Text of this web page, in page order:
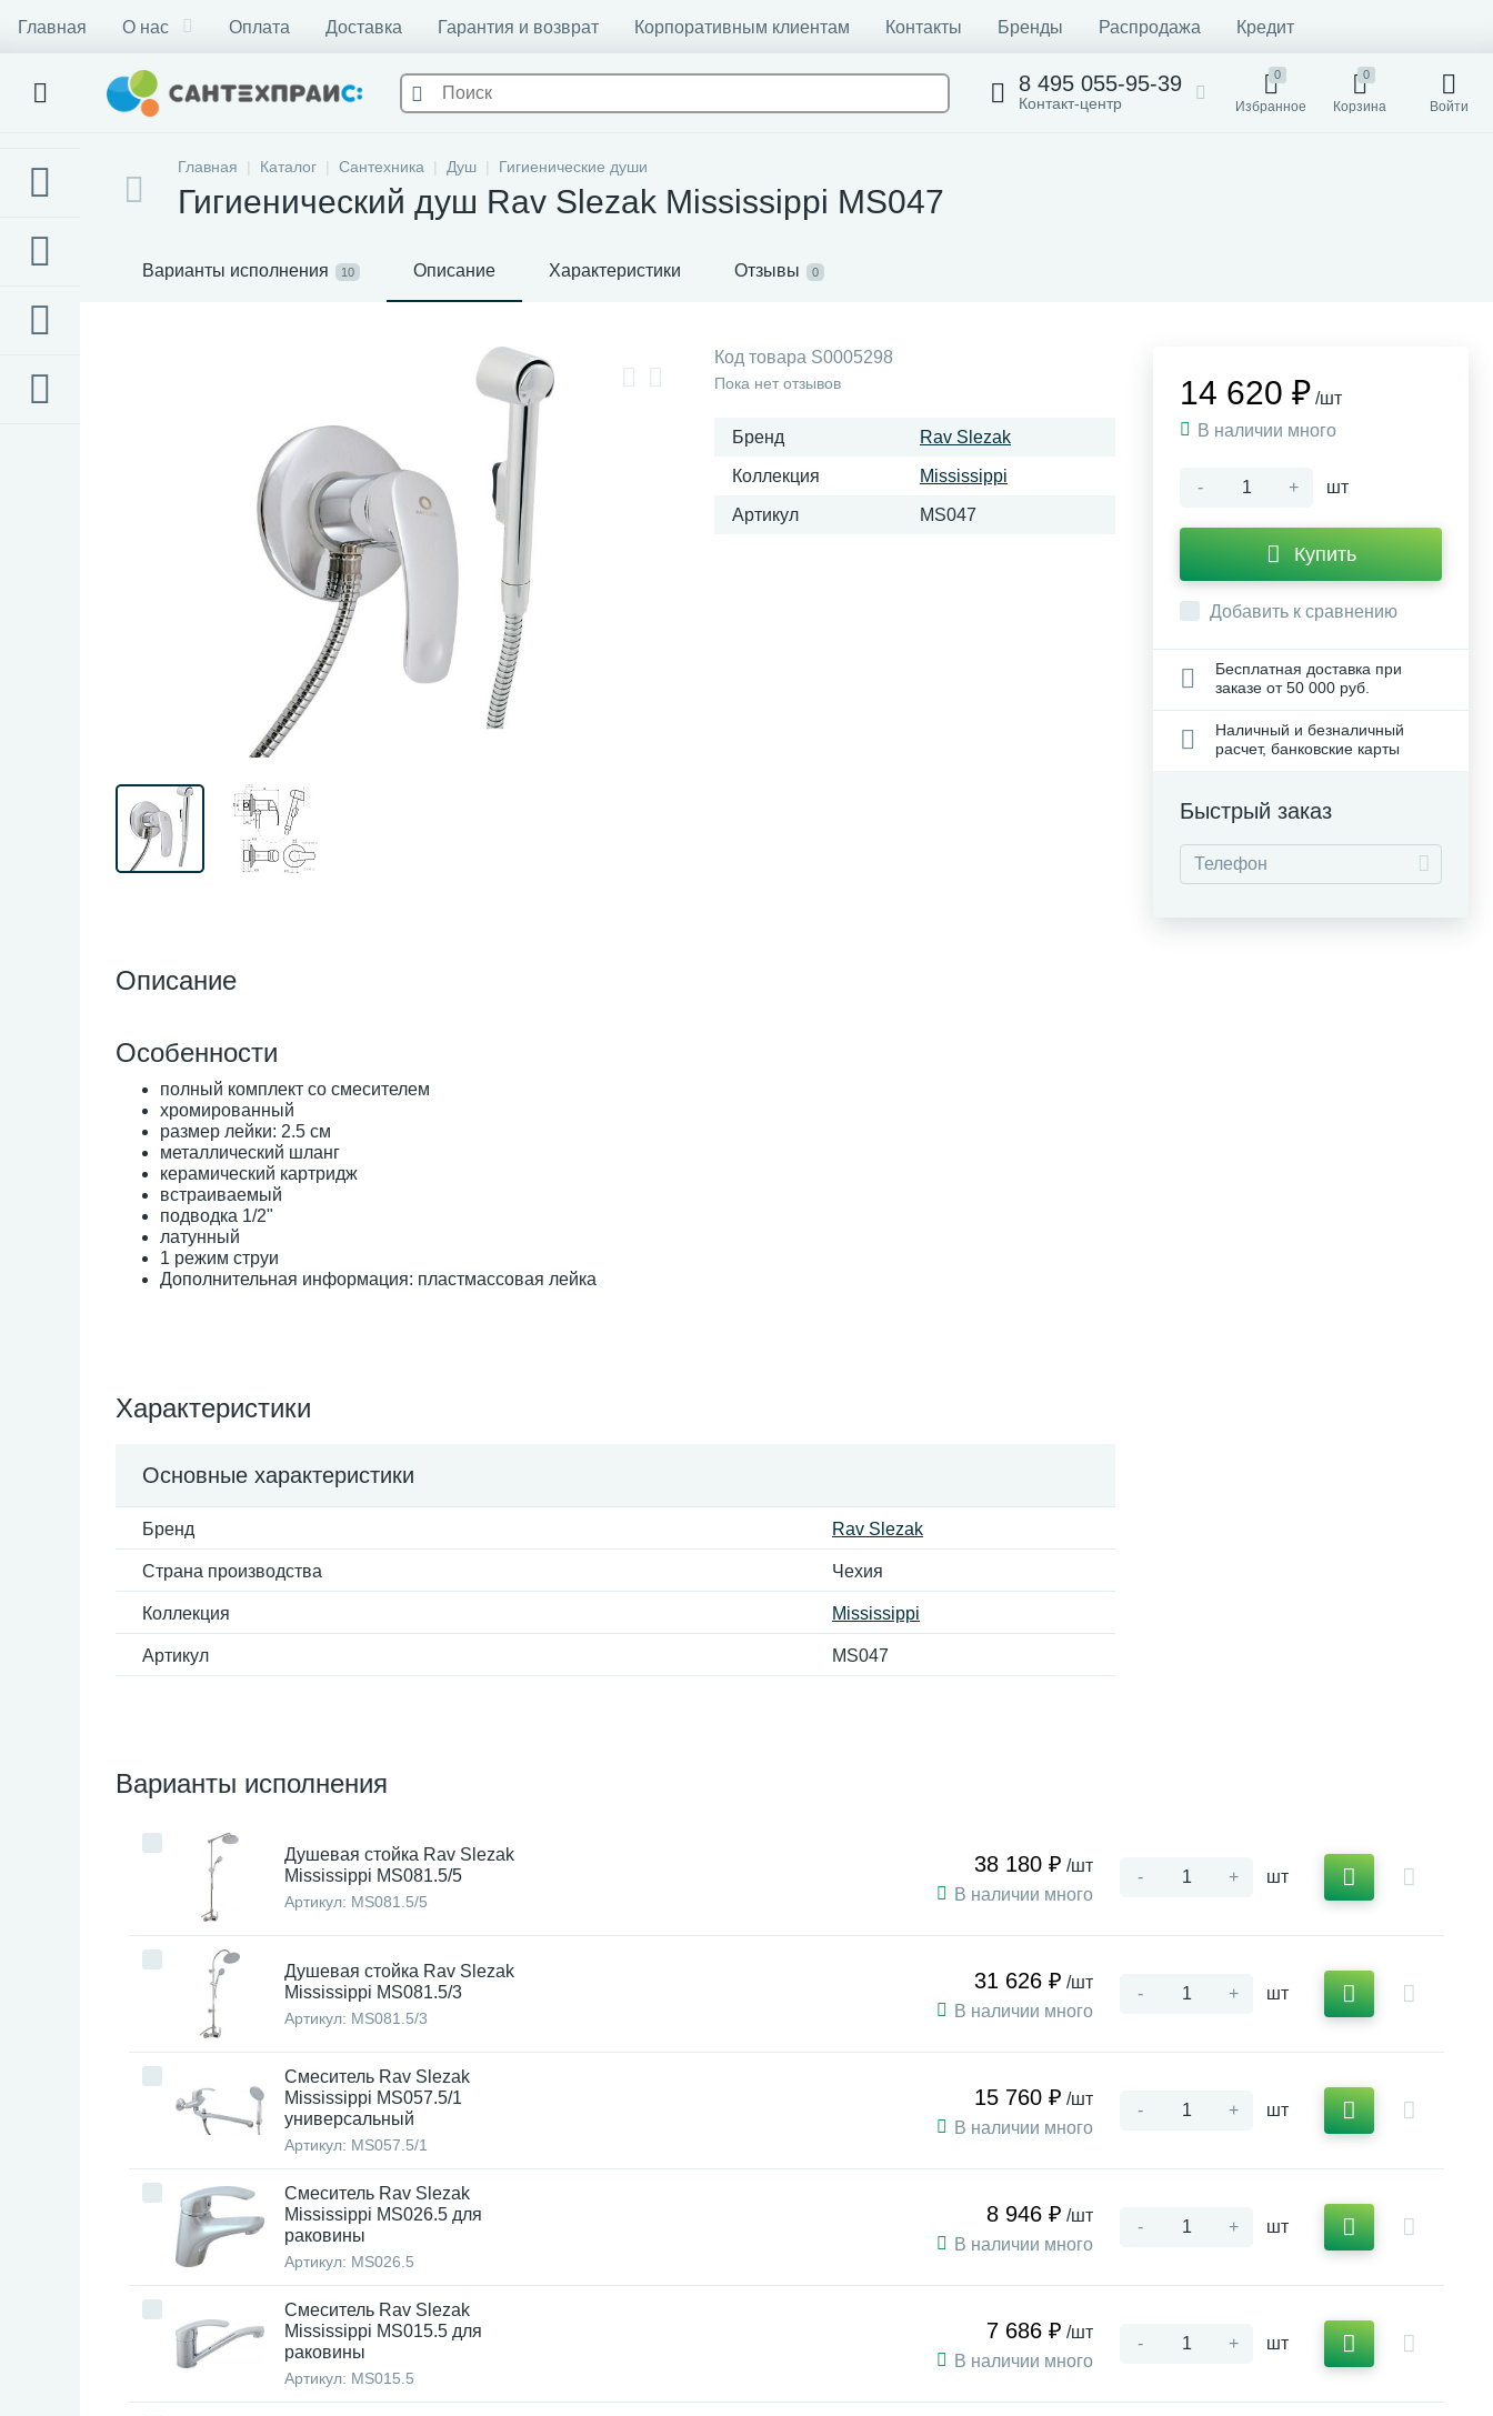
Главная О нас Оплата Доставка Гарантия и возврат Корпоративным клиентам Контакты Бренды Распродажа Кредит
8 495 055-95-39
Контакт-центр
0
Избранное
0
Корзина Войти
Главная Каталог Сантехника Душ Гигиенические души
Гигиенический душ Rav Slezak Mississippi MS047
Варианты исполнения 10 Описание Характеристики Отзывы 0
Код товара S0005298
Пока нет отзывов
Бренд Rav Slezak
Коллекция Mississippi
Артикул MS047
Описание
Особенности
полный комплект со смесителем
хромированный
размер лейки: 2.5 см
металлический шланг
керамический картридж
встраиваемый
подводка 1/2"
латунный
1 режим струи
Дополнительная информация: пластмассовая лейка
Характеристики
Основные характеристики
Бренд Rav Slezak
Страна производства Чехия
Коллекция Mississippi
Артикул MS047
14 620 ₽ /шт
В наличии много
- + шт
Купить
Добавить к сравнению
Бесплатная доставка при
заказе от 50 000 руб.
Наличный и безналичный
расчет, банковские карты
Быстрый заказ
Варианты исполнения
Душевая стойка Rav Slezak
Mississippi MS081.5/5
Артикул: MS081.5/5
38 180 ₽ /шт
В наличии много
- + шт
Душевая стойка Rav Slezak
Mississippi MS081.5/3
Артикул: MS081.5/3
31 626 ₽ /шт
В наличии много
- + шт
Смеситель Rav Slezak
Mississippi MS057.5/1
универсальный
Артикул: MS057.5/1
15 760 ₽ /шт
В наличии много
- + шт
Смеситель Rav Slezak
Mississippi MS026.5 для
раковины
Артикул: MS026.5
8 946 ₽ /шт
В наличии много
- + шт
Смеситель Rav Slezak
Mississippi MS015.5 для
раковины
Артикул: MS015.5
7 686 ₽ /шт
В наличии много
- + шт